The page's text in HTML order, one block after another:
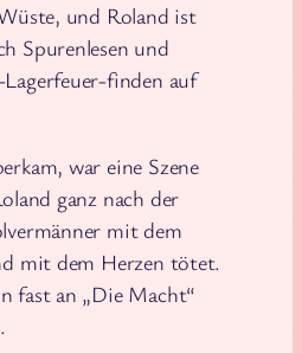
und Roland ist
Spurenlesen und
finden auf
war eine Szene
ganz nach der
mit dem
mit dem Herzen tötet.
fast an „Die Macht“